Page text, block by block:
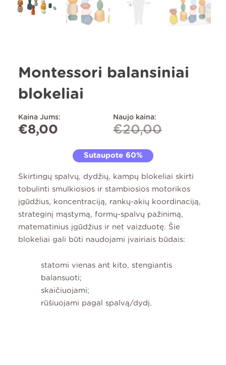
Montessori balansiniai
blokeliai
Kaina Jums:
€8,00
Naujo kaina:
€20,00
Sutaupote 60%
Skirtingų spalvų, dydžių, kampų blokeliai skirti
tobulinti smulkiosios ir stambiosios motorikos
įgūdžius, koncentraciją, rankų-akių koordinaciją,
strateginį mąstymą, formų-spalvų pažinimą,
matematinius įgūdžius ir net vaizduotę. Šie
blokeliai gali būti naudojami įvairiais būdais:
statomi vienas ant kito, stengiantis
balansuoti;
skaičiuojami;
rūšiuojami pagal spalvą/dydį.